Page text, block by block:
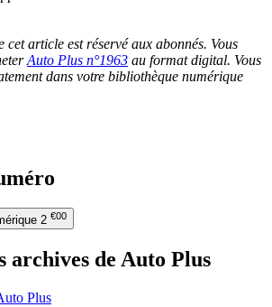
cet article est réservé aux abonnés. Vous
Auto Plus n°1963 au format digital. Vous
dans votre bibliothèque numérique
2 €00
archives de Auto Plus
Plus